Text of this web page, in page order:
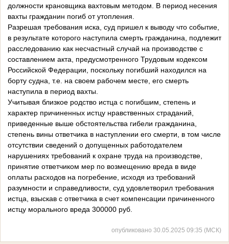
должности крановщика вахтовым методом. В период несения
вахты гражданин погиб от утопления.
Разрешая требования иска, суд пришел к выводу что событие,
в результате которого наступила смерть гражданина, подлежит
расследованию как несчастный случай на производстве с
составлением акта, предусмотренного Трудовым кодексом
Российской Федерации, поскольку погибший находился на
борту судна, т.е. на своем рабочем месте, его смерть
наступила в период вахты.
Учитывая близкое родство истца с погибшим, степень и
характер причиненных истцу нравственных страданий,
приведенные выше обстоятельства гибели гражданина,
степень вины ответчика в наступлении его смерти, в том числе
отсутствии сведений о допущенных работодателем
нарушениях требований к охране труда на производстве,
принятие ответчиком мер по возмещению вреда в виде
оплаты расходов на погребение, исходя из требований
разумности и справедливости, суд удовлетворил требования
истца, взыскав с ответчика в счет компенсации причиненного
истцу морального вреда 300000 руб.
опубликовано 30.05.2025 09:35 (МСК)